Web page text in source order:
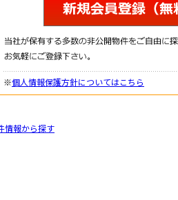
※個人情報保護方針についてはこちら
情報から探す